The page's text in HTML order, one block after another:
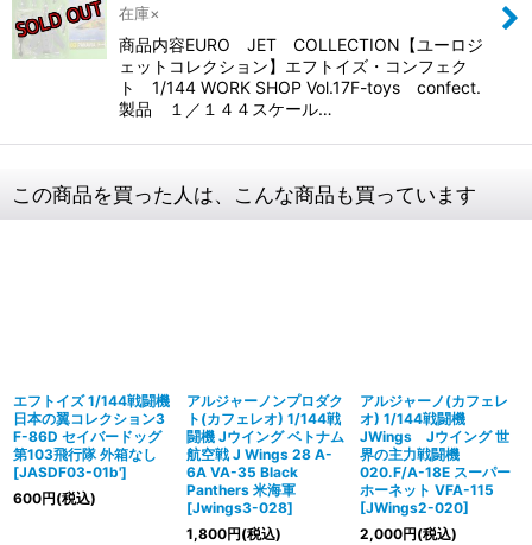
在庫×
商品内容EURO JET COLLECTION【ユーロジ
ェットコレクション】エフトイズ・コンフェク
ト 1/144 WORK SHOP Vol.17F-toys confect.
製品 １／１４４スケール…
この商品を買った人は、こんな商品も買っています
エフトイズ 1/144戦闘機
日本の翼コレクション3
F-86D セイバードッグ
第103飛行隊 外箱なし
[JASDF03-01b']
600円(税込)
アルジャーノンプロダク
ト(カフェレオ) 1/144戦
闘機 Jウイング ベトナム
航空戦 J Wings 28 A-
6A VA-35 Black
Panthers 米海軍
[Jwings3-028]
1,800円(税込)
アルジャーノ(カフェレ
オ) 1/144戦闘機
JWings Jウイング 世
界の主力戦闘機
020.F/A-18E スーパー
ホーネット VFA-115
[JWings2-020]
2,000円(税込)